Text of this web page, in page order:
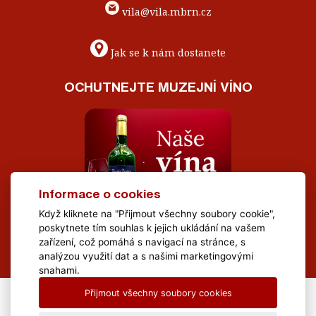
vila@vila.mbrn.cz
Jak se k nám dostanete
OCHUTNEJTE MUZEJNÍ VÍNO
All Rights Reserved Muzeum Brněnska © 2020, Webdesign by
Informace o cookies
Když kliknete na "Přijmout všechny soubory cookie",
poskytnete tím souhlas k jejich ukládání na vašem
zařízení, což pomáhá s navigací na stránce, s
analýzou využití dat a s našimi marketingovými
snahami.
Přijmout všechny soubory cookies